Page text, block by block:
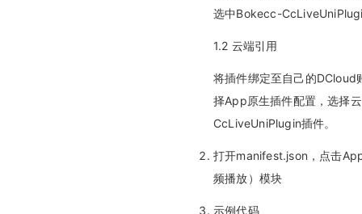
选中Bokecc-
1.2 云端引用
将插件绑定至自己的
择App原生插件配置，选择
CcLiveUniPlugin插件。
打开manifest.json，点击
频播放）模块
示例代码